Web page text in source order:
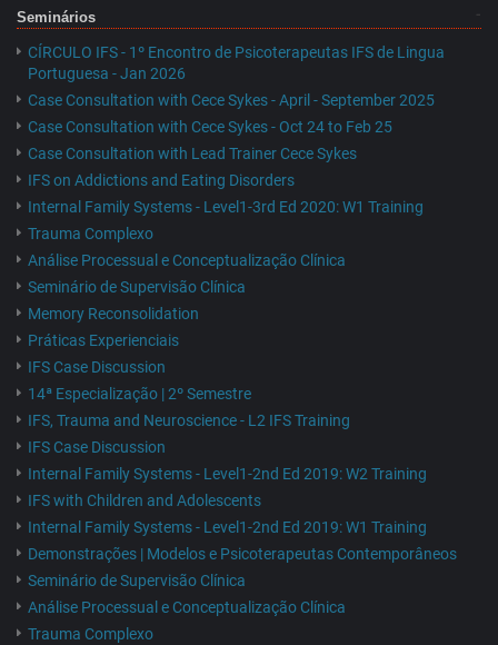
Seminários
CÍRCULO IFS - 1º Encontro de Psicoterapeutas IFS de Lingua
Portuguesa - Jan 2026
Case Consultation with Cece Sykes - April - September 2025
Case Consultation with Cece Sykes - Oct 24 to Feb 25
Case Consultation with Lead Trainer Cece Sykes
IFS on Addictions and Eating Disorders
Internal Family Systems - Level1-3rd Ed 2020: W1 Training
Trauma Complexo
Análise Processual e Conceptualização Clínica
Seminário de Supervisão Clínica
Memory Reconsolidation
Práticas Experienciais
IFS Case Discussion
14ª Especialização | 2º Semestre
IFS, Trauma and Neuroscience - L2 IFS Training
IFS Case Discussion
Internal Family Systems - Level1-2nd Ed 2019: W2 Training
IFS with Children and Adolescents
Internal Family Systems - Level1-2nd Ed 2019: W1 Training
Demonstrações | Modelos e Psicoterapeutas Contemporâneos
Seminário de Supervisão Clínica
Análise Processual e Conceptualização Clínica
Trauma Complexo